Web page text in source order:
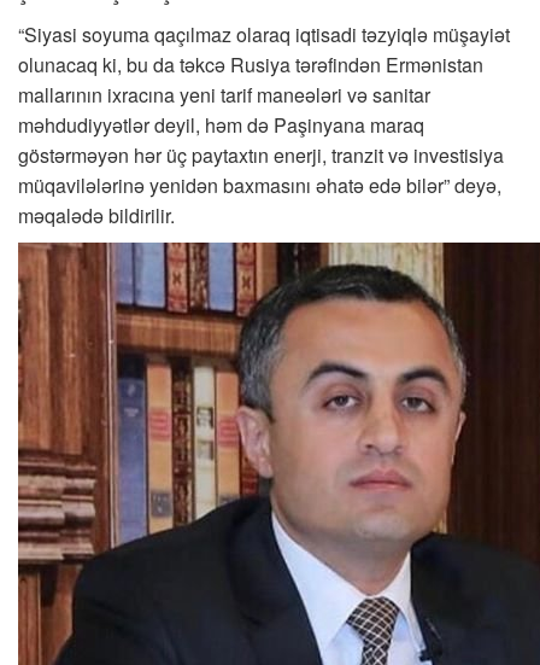
“Siyasi soyuma qaçılmaz olaraq iqtisadi təzyiqlə müşayiət
olunacaq ki, bu da təkcə Rusiya tərəfindən Ermənistan
mallarının ixracına yeni tarif maneələri və sanitar
məhdudiyyətlər deyil, həm də Paşinyana maraq
göstərməyən hər üç paytaxtın enerji, tranzit və investisiya
müqavilələrinə yenidən baxmasını əhatə edə bilər” deyə,
məqalədə bildirilir.